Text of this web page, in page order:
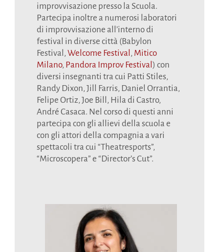
improvvisazione presso la Scuola.
Partecipa inoltre a numerosi laboratori
di improvvisazione all’interno di
festival in diverse città (Babylon
Festival, Welcome Festival , Mitico
Milano, Pandora Improv Festival ) con
diversi insegnanti tra cui Patti Stiles,
Randy Dixon, Jill Farris, Daniel Orrantia,
Felipe Ortiz, Joe Bill, Hila di Castro,
André Casaca. Nel corso di questi anni
partecipa con gli allievi della scuola e
con gli attori della compagnia a vari
spettacoli tra cui “Theatresports”,
“Microscopera” e “Director’s Cut”.